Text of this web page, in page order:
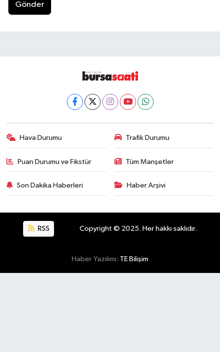
Gönder
Hava Durumu Trafik Durumu
Puan Durumu ve Fikstür Tüm Manşetler
Son Dakika Haberleri Haber Arşivi
RSS Copyright © 2025. Her hakkı saklıdır.
Haber Yazılımı: TE Bilişim